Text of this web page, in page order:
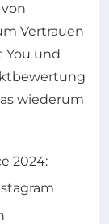
Vertrauen
You und
wiederum
2024: